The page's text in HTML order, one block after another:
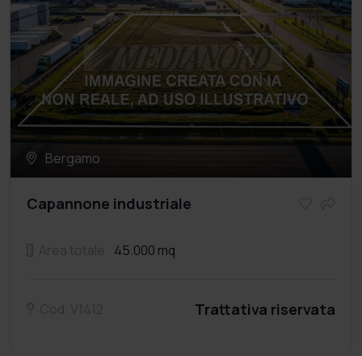
Bergamo
Capannone industriale
45.000 mq
Trattativa riservata